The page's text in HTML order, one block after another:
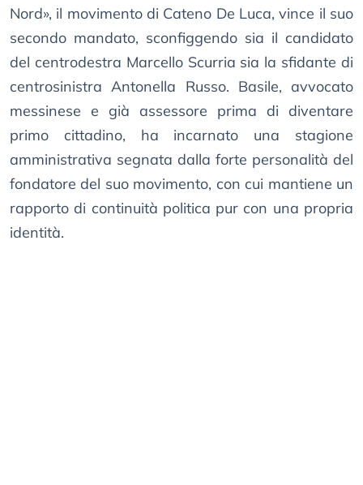
Nord», il movimento di Cateno De Luca, vince il suo
secondo mandato, sconfiggendo sia il candidato
del centrodestra Marcello Scurria sia la sfidante di
centrosinistra Antonella Russo. Basile, avvocato
messinese e già assessore prima di diventare
primo cittadino, ha incarnato una stagione
amministrativa segnata dalla forte personalità del
fondatore del suo movimento, con cui mantiene un
rapporto di continuità politica pur con una propria
identità.